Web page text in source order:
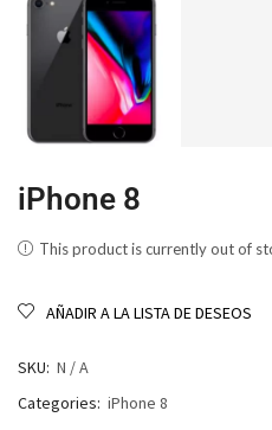
iPhone 8
This product is currently out of
AÑADIR A LA LISTA DE DESEOS
SKU: N / A
Categories: iPhone 8